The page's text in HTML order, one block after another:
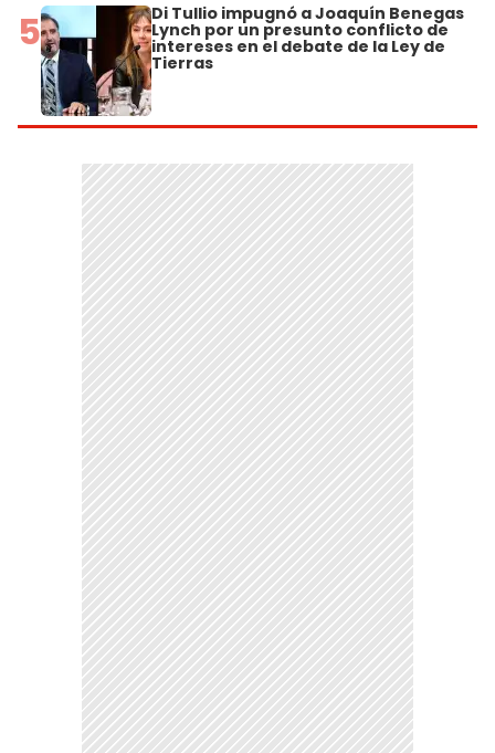
5 Di Tullio impugnó a Joaquín Benegas
Lynch por un presunto conflicto de
intereses en el debate de la Ley de
Tierras